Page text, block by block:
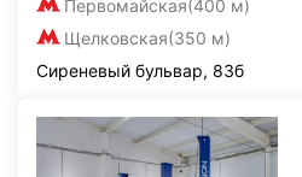
Первомайская(400 м)
Щелковская(350 м)
Сиреневый бульвар, 83б